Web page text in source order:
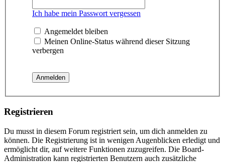
Ich habe mein Passwort vergessen
Angemeldet bleiben
Meinen Online-Status während dieser Sitzung
verbergen
Registrieren
Du musst in diesem Forum registriert sein, um dich anmelden zu
können. Die Registrierung ist in wenigen Augenblicken erledigt und
ermöglicht dir, auf weitere Funktionen zuzugreifen. Die Board-
Administration kann registrierten Benutzern auch zusätzliche